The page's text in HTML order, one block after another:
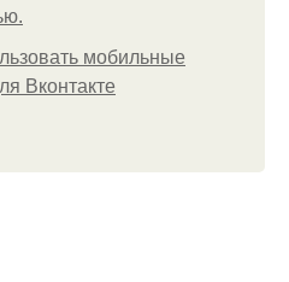
мобильные
Вконтакте